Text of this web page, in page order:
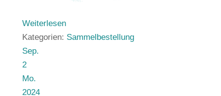
Weiterlesen
Kategorien: Sammelbestellung
Sep.
2
Mo.
2024